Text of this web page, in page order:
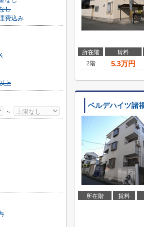
所在階 賃料
2階
5.3万円
ベルデハイツ諸
所在階 賃料
し
費込み
上
～